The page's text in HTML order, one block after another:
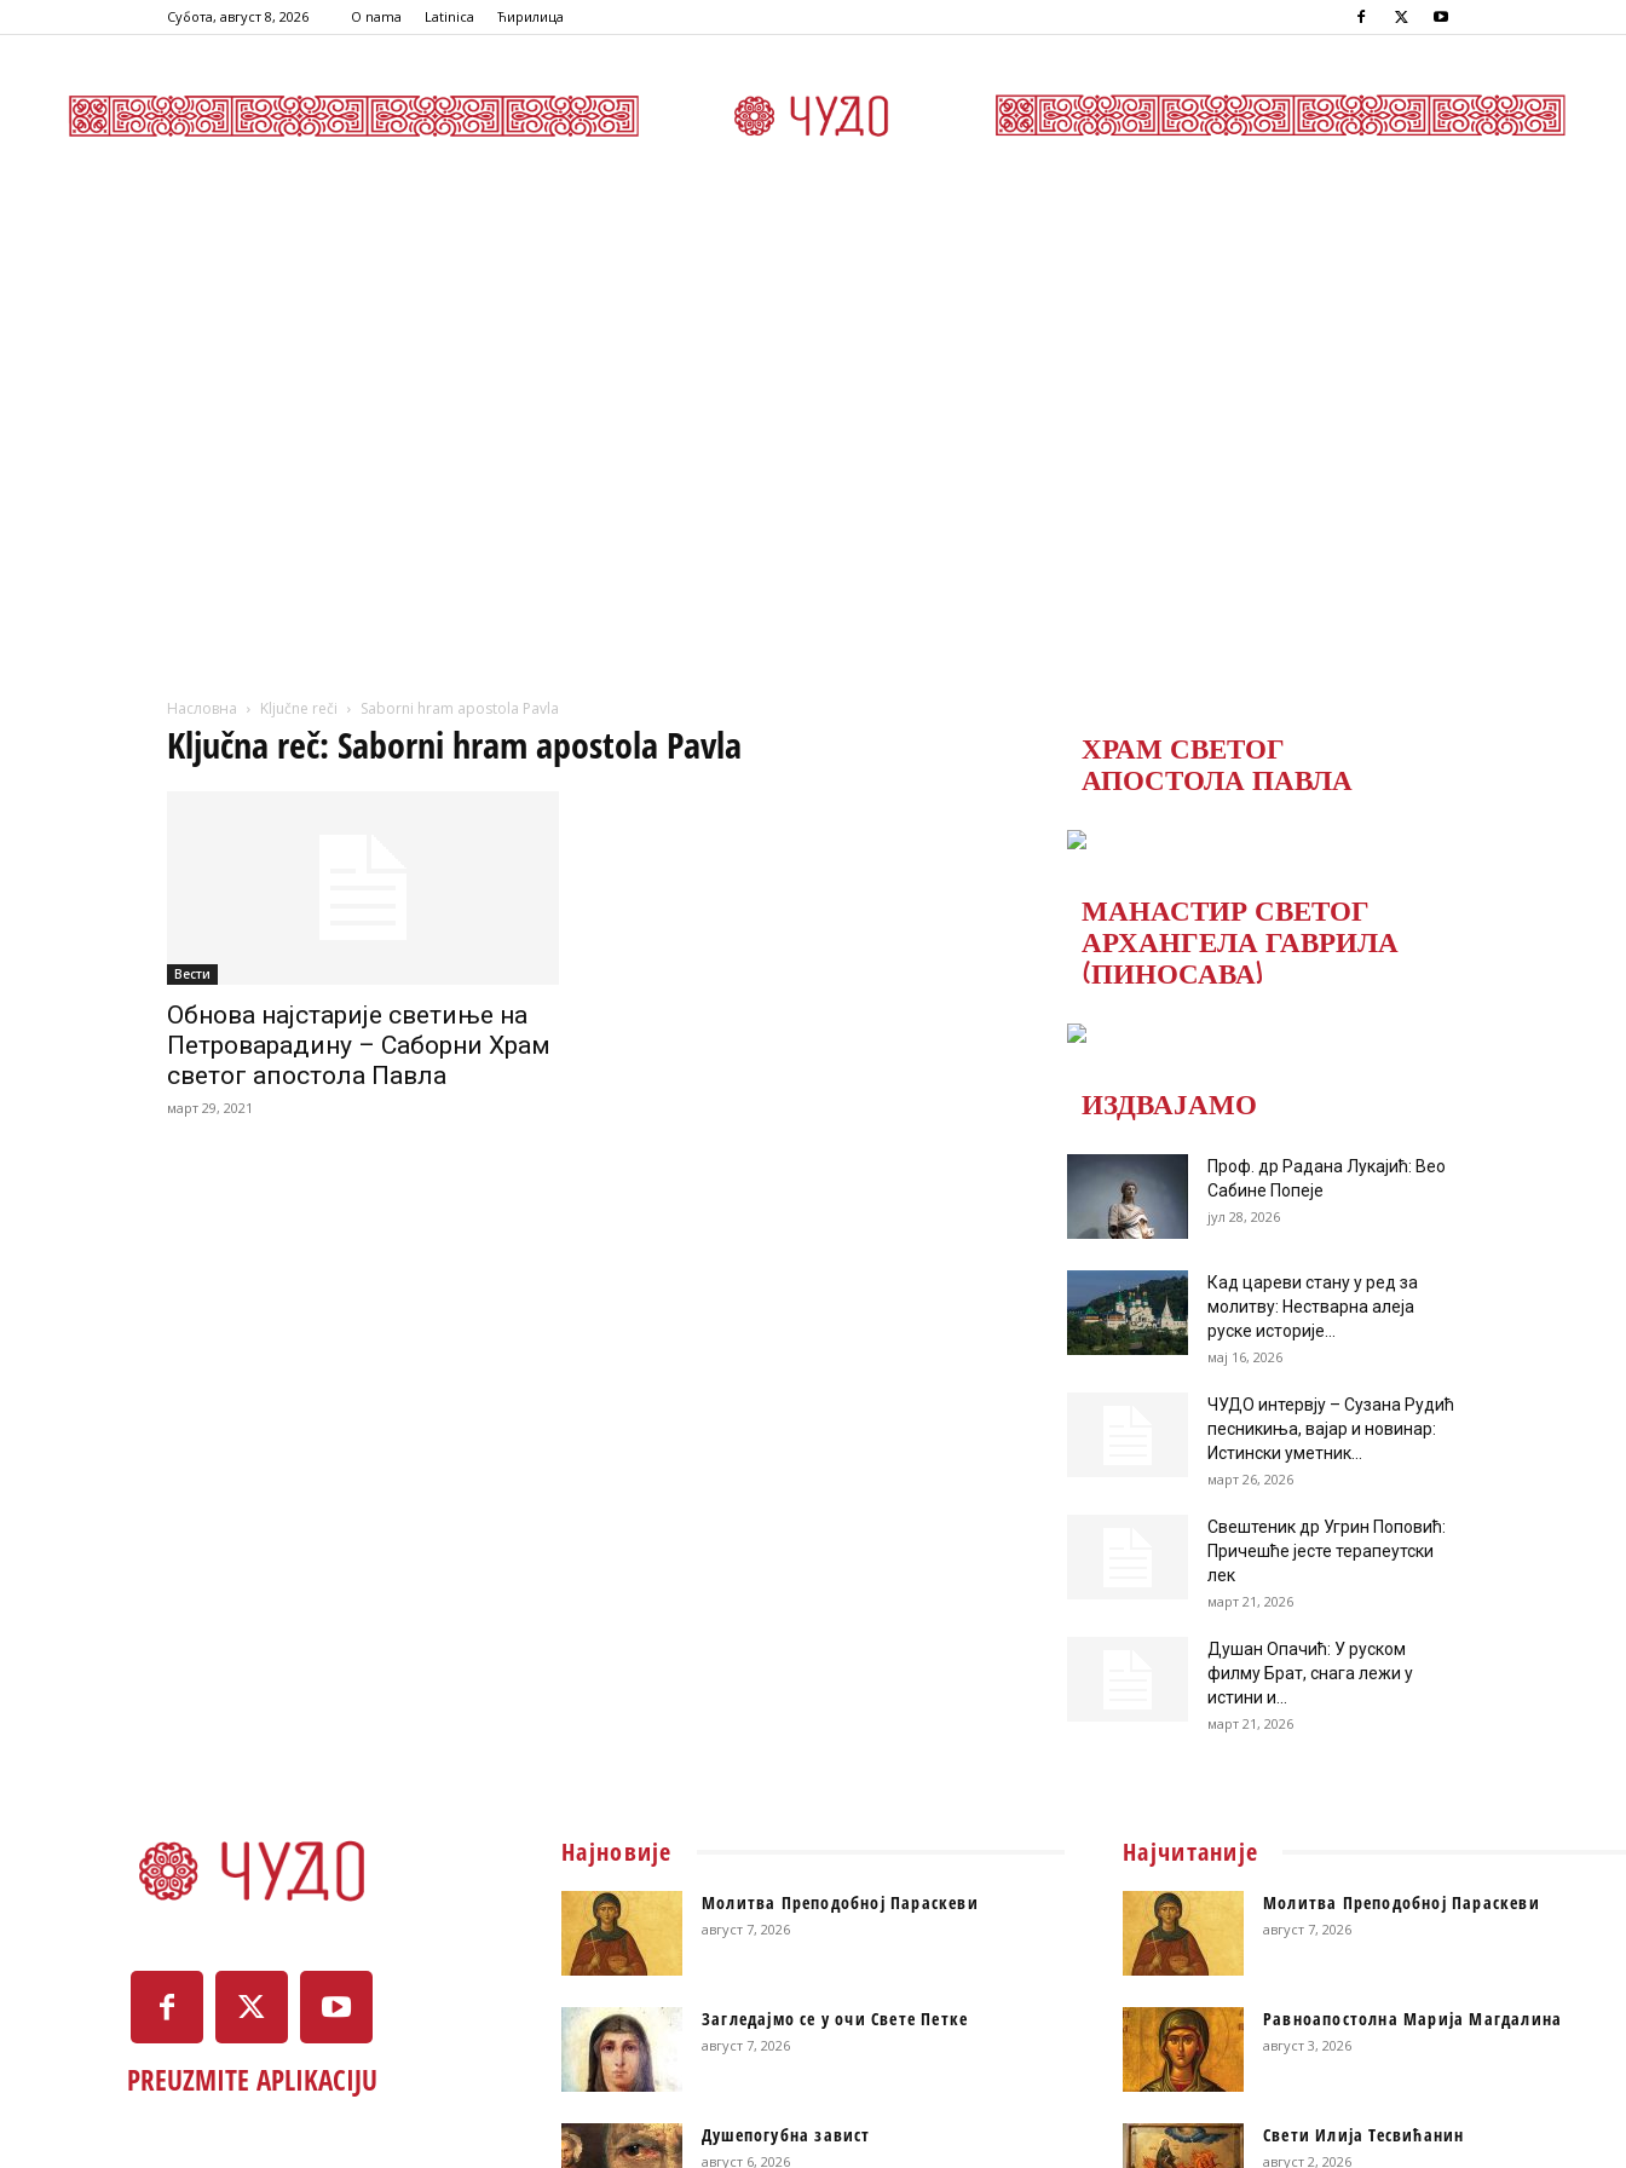
Субота, август 8, 2026 O nama Latinica Ћирилица
Насловна Ključne reči Saborni hram apostola Pavla
Ključna reč: Saborni hram apostola Pavla
Вести
Обнова најстарије светиње на
Петроварадину – Саборни Храм
светог апостола Павла
март 29, 2021
ХРАМ СВЕТОГ
АПОСТОЛА ПАВЛА
МАНАСТИР СВЕТОГ
АРХАНГЕЛА ГАВРИЛА
(ПИНОСАВА)
ИЗДВАЈАМО
Проф. др Радана Лукајић: Вео
Сабине Попеје
јул 28, 2026
Кад цареви стану у ред за
молитву: Нестварна алеја
руске историје...
мај 16, 2026
ЧУДО интервју – Сузана Рудић
песникиња, вајар и новинар:
Истински уметник...
март 26, 2026
Свештеник др Угрин Поповић:
Причешће јесте терапеутски
лек
март 21, 2026
Душан Опачић: У руском
филму Брат, снага лежи у
истини и...
март 21, 2026
PREUZMITE APLIKACIJU
Најновије
Молитва Преподобној Параскеви
август 7, 2026
Загледајмо се у очи Свете Петке
август 7, 2026
Душепогубна завист
август 6, 2026
Најчитаније
Молитва Преподобној Параскеви
август 7, 2026
Равноапостолна Марија Магдалина
август 3, 2026
Свети Илија Тесвићанин
август 2, 2026